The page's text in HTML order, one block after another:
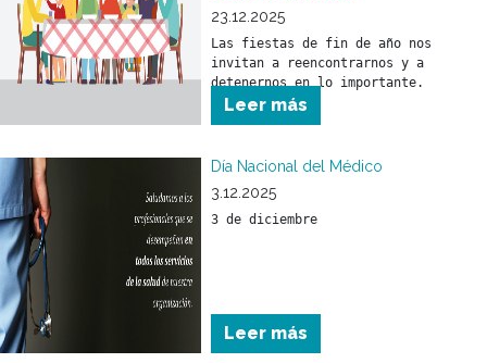
23.12.2025
Las fiestas de fin de año nos
invitan a reencontrarnos y a
detenernos en lo importante.
Leer más
Día Nacional del Médico
3.12.2025
3 de diciembre
Leer más